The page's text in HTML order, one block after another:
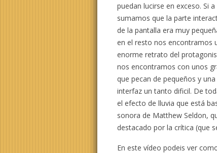
puedan lucirse en exceso. Si
sumamos que la parte
de la pantalla era muy
en el resto nos encontramos
enorme retrato del
nos encontramos con unos
que pecan de pequeños y una
interfaz un tanto dificil. De
el efecto de lluvia que está
sonora de Matthew Seldon,
destacado por la crítica (que
En este vídeo podeis ver